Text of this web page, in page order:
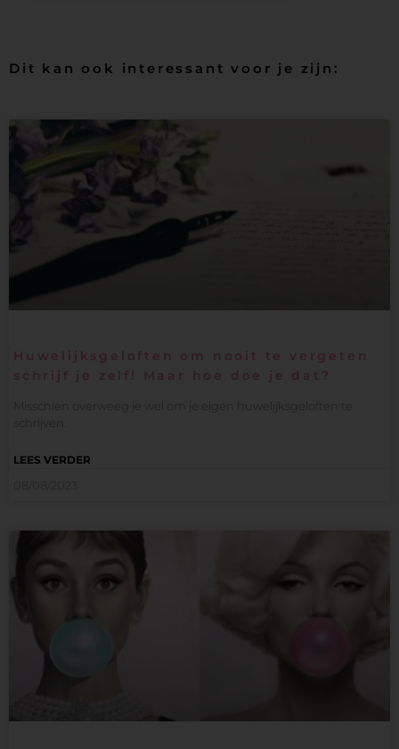
Dit kan ook interessant voor je zijn:
Huwelijksgeloften om nooit te vergeten
schrijf je zelf! Maar hoe doe je dat?
Misschien overweeg je wel om je eigen huwelijksgeloften te
LEES VERDER